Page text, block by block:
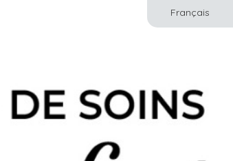
Français